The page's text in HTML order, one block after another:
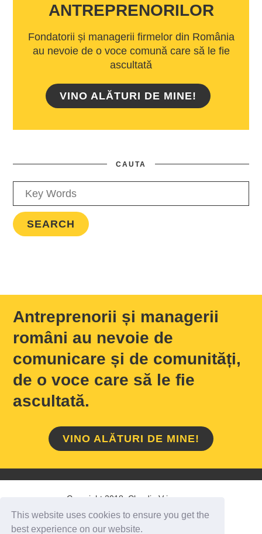
This website uses cookies to ensure you get the
best experience on our website.
ANTREPRENORILOR
Fondatorii și managerii firmelor din România
au nevoie de o voce comună care să le fie
ascultată
VINO ALĂTURI DE MINE!
CAUTA
Antreprenorii și managerii
români au nevoie de
comunicare și de comunități,
de o voce care să le fie
ascultată.
VINO ALĂTURI DE MINE!
Copyright 2018 Claudiu Vrinceanu
HOME / DESPRE MINE CONTACT